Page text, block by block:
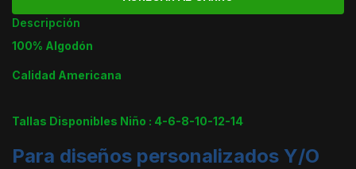
Descripción
100% Algodón
Calidad Americana
Tallas Disponibles Niño : 4-6-8-10-12-14
Para diseños personalizados Y/O